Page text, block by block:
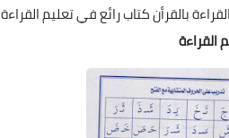
بالقرأن كتاب رائع في تعليم القراءة
القراءة